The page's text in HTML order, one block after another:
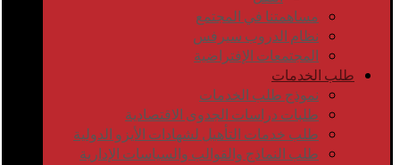
مساهمتنا في المجتمع
نظام الدروب سيرفس
المجتمعات الإفتراضية
طلب الخدمات
نموذج طلب الخدمات
طلبات دراسات الجدوى الاقتصادية
طلب خدمات التأهيل لشهادات الأيزو الدولية
طلب النماذج والقوالب والسياسات الإدارية